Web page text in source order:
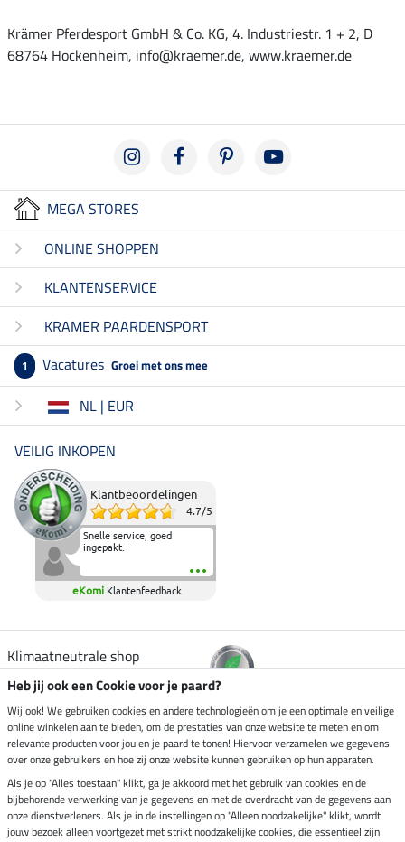
Krämer Pferdesport GmbH & Co. KG, 4. Industriestr. 1 + 2, D
68764 Hockenheim, info@kraemer.de, www.kraemer.de
MEGA STORES
ONLINE SHOPPEN
KLANTENSERVICE
KRAMER PAARDENSPORT
1 Vacatures Groei met ons mee
NL | EUR
VEILIG INKOPEN
Klantbeoordelingen
4.7/5
Snelle service, goed
ingepakt.
eKomi Klantenfeedback
Klimaatneutrale shop
Verzending per
Veilig betalen met
Heb jij ook een Cookie voor je paard?
Wij ook! We gebruiken cookies en andere technologieën om je een optimale en veilige
online winkelen aan te bieden, om de prestaties van onze website te meten en om
relevante producten voor jou en je paard te tonen! Hiervoor verzamelen we gegevens
over onze gebruikers en hoe zij onze website kunnen gebruiken op hun apparaten.
Als je op "Alles toestaan" klikt, ga je akkoord met het gebruik van cookies en de
bijbehorende verwerking van je gegevens en met de overdracht van de gegevens aan
onze dienstverleners. Als je in de instellingen op "Alleen noodzakelijke" klikt, wordt
jouw bezoek alleen voortgezet met strikt noodzakelijke cookies, die essentieel zijn